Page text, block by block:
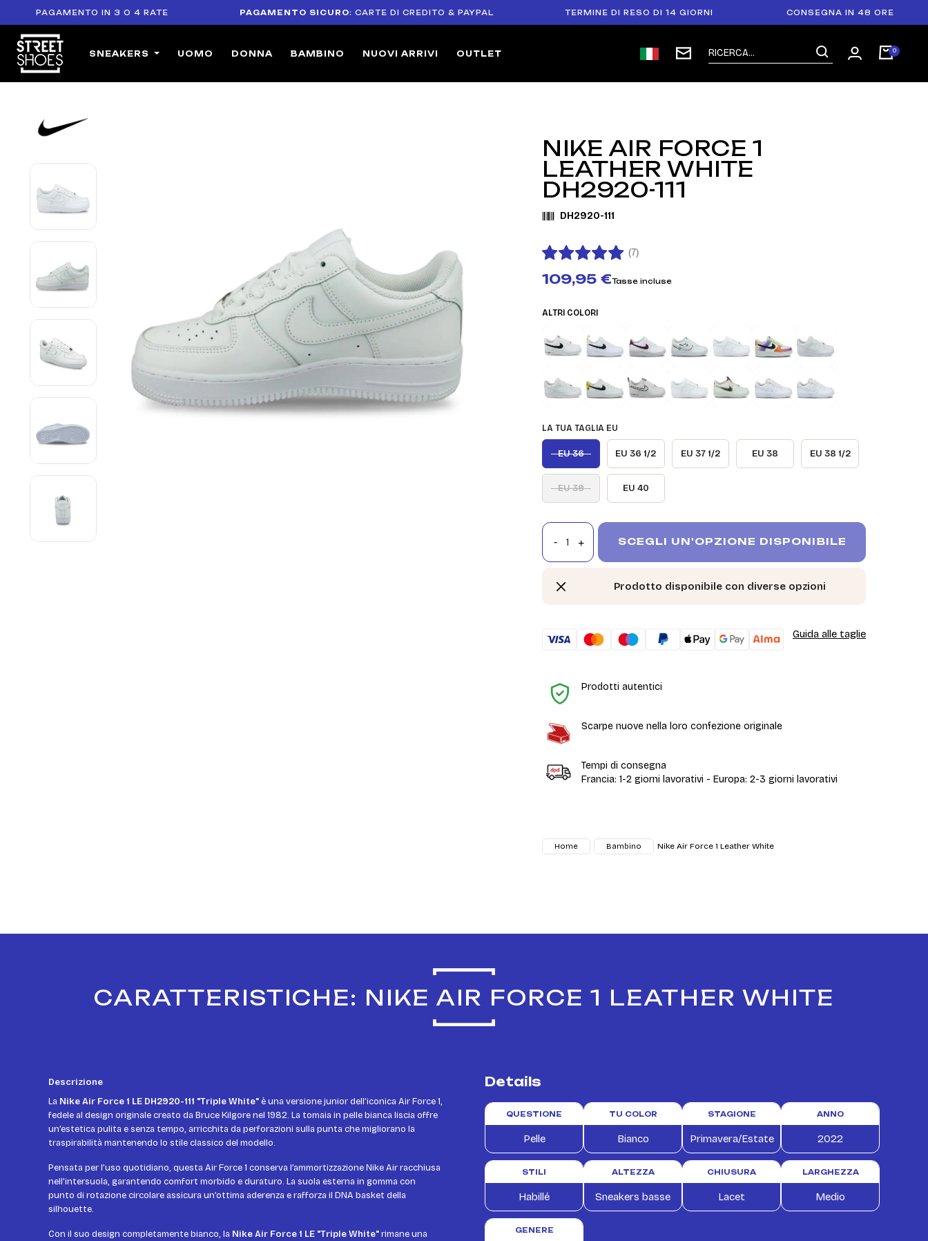
PAGAMENTO IN 3 O 4 RATE PAGAMENTO SICURO: CARTE DI CREDITO & PAYPAL TERMINE DI RESO DI 14 GIORNI CONSEGNA IN 48 ORE
SNEAKERS UOMO DONNA BAMBINO NUOVI ARRIVI OUTLET
NIKE AIR FORCE 1
LEATHER WHITE
DH2920-111
DH2920-111
(7)
109,95 €Tasse incluse
ALTRI COLORI
LA TUA TAGLIA EU
EU 36 EU 36 1/2 EU 37 1/2 EU 38 EU 38 1/2
EU 39 EU 40
SCEGLI UN'OPZIONE DISPONIBILE
Prodotto disponibile con diverse opzioni
Guida alle taglie
Prodotti autentici
Scarpe nuove nella loro confezione originale
Tempi di consegna
Francia: 1-2 giorni lavorativi - Europa: 2-3 giorni lavorativi
Home Bambino Nike Air Force 1 Leather White
CARATTERISTICHE: NIKE AIR FORCE 1 LEATHER WHITE
Descrizione
La Nike Air Force 1 LE DH2920-111 "Triple White"è una versione junior dell’iconica Air Force 1,
fedele al design originale creato da Bruce Kilgore nel 1982. La tomaia in pelle bianca liscia offre
un’estetica pulita e senza tempo, arricchita da perforazioni sulla punta che migliorano la
traspirabilità mantenendo lo stile classico del modello.
Pensata per l’uso quotidiano, questa Air Force 1 conserva l’ammortizzazione Nike Air racchiusa
nell’intersuola, garantendo comfort morbido e duraturo. La suola esterna in gomma con
punto di rotazione circolare assicura un’ottima aderenza e rafforza il DNA basket della
silhouette.
Con il suo design completamente bianco, la Nike Air Force 1 LE "Triple White"rimane una
Details
QUESTIONE
Pelle
TU COLOR
Bianco
STAGIONE
Primavera/Estate
ANNO
2022
STILI
Habillé
ALTEZZA
Sneakers basse
CHIUSURA
Lacet
LARGHEZZA
Medio
GENERE